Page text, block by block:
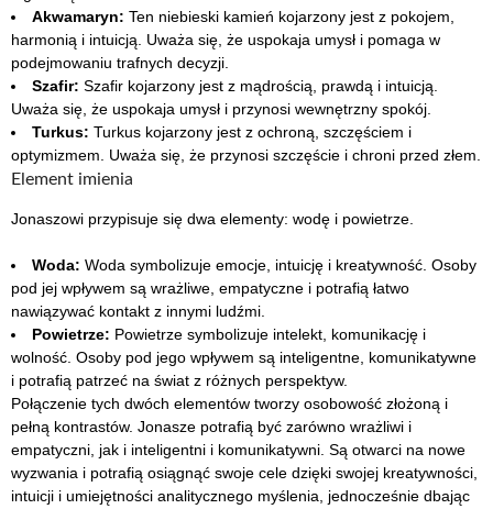
Akwamaryn: Ten niebieski kamień kojarzony jest z pokojem,
harmonią i intuicją. Uważa się, że uspokaja umysł i pomaga w
podejmowaniu trafnych decyzji.
Szafir: Szafir kojarzony jest z mądrością, prawdą i intuicją.
Uważa się, że uspokaja umysł i przynosi wewnętrzny spokój.
Turkus: Turkus kojarzony jest z ochroną, szczęściem i
optymizmem. Uważa się, że przynosi szczęście i chroni przed złem.
Element imienia
Jonaszowi przypisuje się dwa elementy: wodę i powietrze.
Woda: Woda symbolizuje emocje, intuicję i kreatywność. Osoby
pod jej wpływem są wrażliwe, empatyczne i potrafią łatwo
nawiązywać kontakt z innymi ludźmi.
Powietrze: Powietrze symbolizuje intelekt, komunikację i
wolność. Osoby pod jego wpływem są inteligentne, komunikatywne
i potrafią patrzeć na świat z różnych perspektyw.
Połączenie tych dwóch elementów tworzy osobowość złożoną i
pełną kontrastów. Jonasze potrafią być zarówno wrażliwi i
empatyczni, jak i inteligentni i komunikatywni. Są otwarci na nowe
wyzwania i potrafią osiągnąć swoje cele dzięki swojej kreatywności,
intuicji i umiejętności analitycznego myślenia, jednocześnie dbając